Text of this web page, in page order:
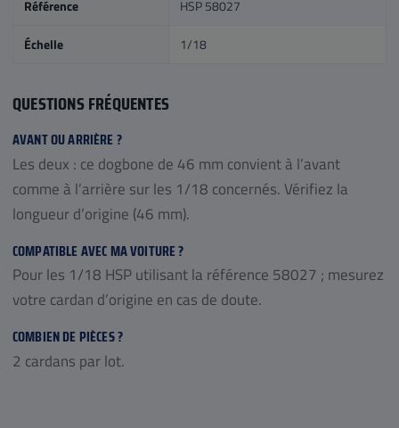
Référence HSP 58027
Échelle 1/18
QUESTIONS FRÉQUENTES
AVANT OU ARRIÈRE ?
Les deux : ce dogbone de 46 mm convient à l’avant
comme à l’arrière sur les 1/18 concernés. Vérifiez la
longueur d’origine (46 mm).
COMPATIBLE AVEC MA VOITURE ?
Pour les 1/18 HSP utilisant la référence 58027 ; mesurez
votre cardan d’origine en cas de doute.
COMBIEN DE PIÈCES ?
2 cardans par lot.